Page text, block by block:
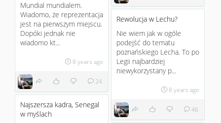
Mundial mundialem.
Wiadomo, że reprezentacja
jest na pierwszym miejscu.
Dopóki jednak nie
wiadomo kt...
8 years ago
24
Rewolucja w Lechu?
Nie wiem jak w ogóle
podejść do tematu
poznańskiego Lecha. To po
Legii najbardziej
niewykorzystany p...
8 years ago
46
Najszersza kadra, Senegal
w myślach